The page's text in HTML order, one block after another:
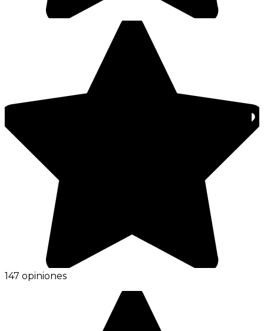
147 opiniones